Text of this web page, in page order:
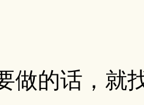
做的话，就